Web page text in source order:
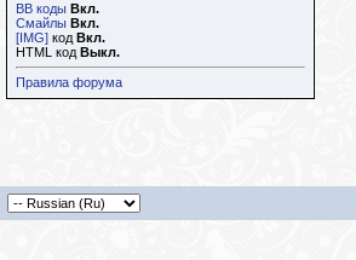
BB коды Вкл.
Смайлы Вкл.
[IMG] код Вкл.
HTML код Выкл.
Правила форума